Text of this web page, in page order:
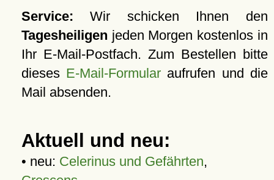
Service: Wir schicken Ihnen den
Tagesheiligen jeden Morgen kostenlos in
Ihr E-Mail-Postfach. Zum Bestellen bitte
dieses E-Mail-Formular aufrufen und die
Mail absenden.
Aktuell und neu:
• neu: Celerinus und Gefährten,